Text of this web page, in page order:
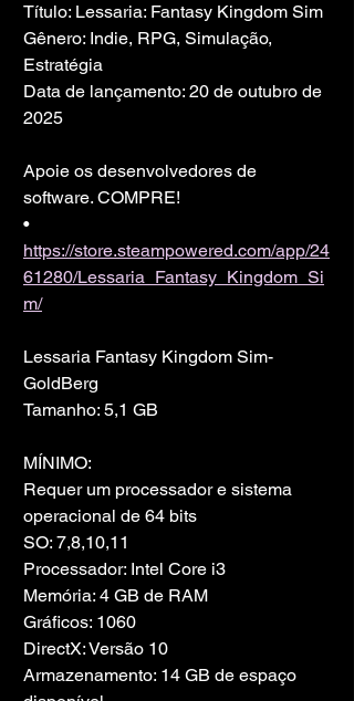
Título: Lessaria: Fantasy Kingdom Sim
Gênero: Indie, RPG, Simulação,
Estratégia
Data de lançamento: 20 de outubro de
2025
Apoie os desenvolvedores de
software. COMPRE!
•
https://store.steampowered.com/app/24
61280/Lessaria_Fantasy_Kingdom_Si
m/
Lessaria Fantasy Kingdom Sim-
GoldBerg
Tamanho: 5,1 GB
MÍNIMO:
Requer um processador e sistema
operacional de 64 bits
SO: 7,8,10,11
Processador: Intel Core i3
Memória: 4 GB de RAM
Gráficos: 1060
DirectX: Versão 10
Armazenamento: 14 GB de espaço